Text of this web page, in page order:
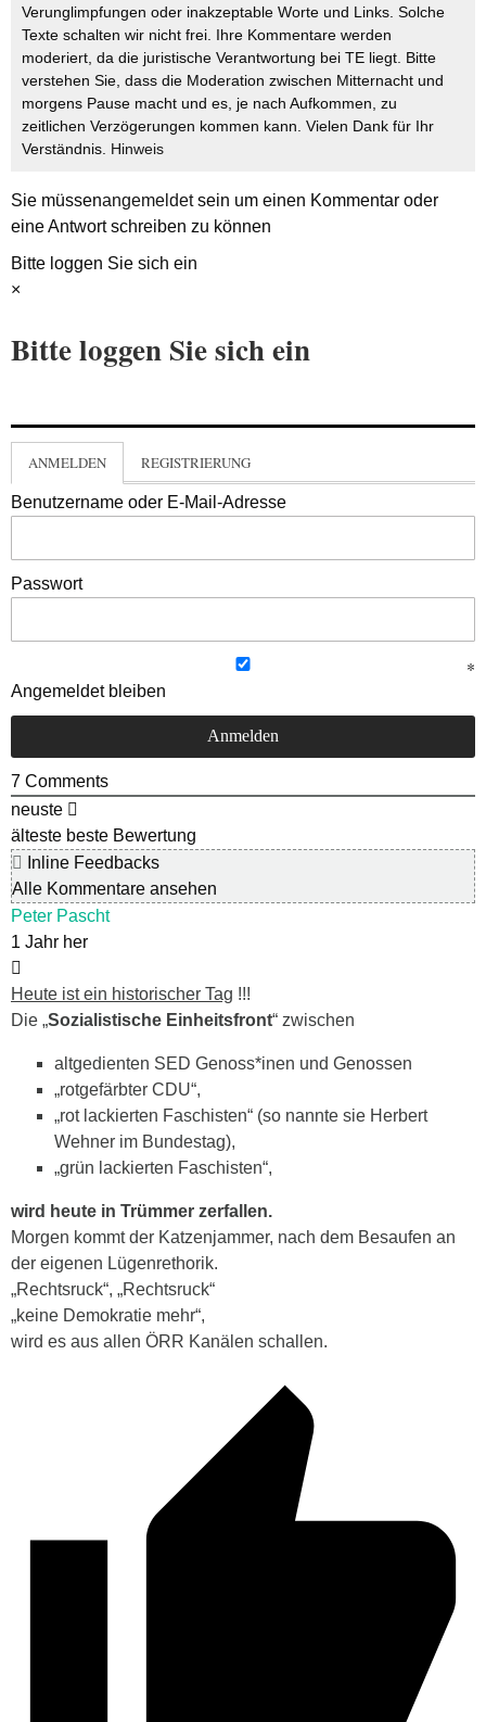
Verunglimpfungen oder inakzeptable Worte und Links. Solche
Texte schalten wir nicht frei. Ihre Kommentare werden
moderiert, da die juristische Verantwortung bei TE liegt. Bitte
verstehen Sie, dass die Moderation zwischen Mitternacht und
morgens Pause macht und es, je nach Aufkommen, zu
zeitlichen Verzögerungen kommen kann. Vielen Dank für Ihr
Verständnis. Hinweis
Sie müssenangemeldetsein um einen Kommentar oder
eine Antwort schreiben zu können
Bitte loggen Sie sich ein
×
Bitte loggen Sie sich ein
ANMELDEN REGISTRIERUNG
Benutzername oder E-Mail-Adresse
Passwort
Angemeldet bleiben
7 Comments
neuste
älteste beste Bewertung
Inline Feedbacks
Alle Kommentare ansehen
Peter Pascht
1 Jahr her
Heute ist ein historischer Tag !!!
Die „Sozialistische Einheitsfront“ zwischen
altgedienten SED Genoss*inen und Genossen
„rotgefärbter CDU“,
„rot lackierten Faschisten“ (so nannte sie Herbert
Wehner im Bundestag),
„grün lackierten Faschisten“,
wird heute in Trümmer zerfallen.
Morgen kommt der Katzenjammer, nach dem Besaufen an
der eigenen Lügenrethorik.
„Rechtsruck“, „Rechtsruck“
„keine Demokratie mehr“,
wird es aus allen ÖRR Kanälen schallen.